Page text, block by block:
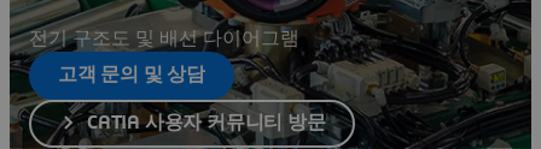
전기 구조도 및 배선 다이어그램
고객 문의 및 상담
CATIA 사용자 커뮤니티 방문